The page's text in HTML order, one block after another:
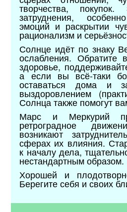
творчества, покупок.
затруднения,
эмоций и раскрытии
рационализм и
Солнце идёт по знаку
ослабления. Обратите
здоровье,
а если вы всё-таки
оставаться дома и
выздоровлением
Солнца также помогут
Марс и Меркурий
ретроградное
возникают
сферах их влияния.
к началу дела,
нестандартным образом.
Хорошей и
Берегите себя и своих